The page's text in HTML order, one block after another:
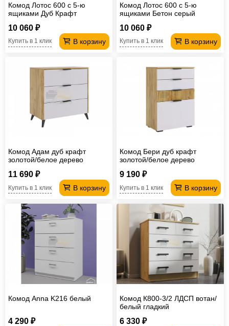
Комод Лотос 600 с 5-ю
ящиками Дуб Крафт
10 060 ₽
В корзину
Купить в 1 клик
Комод Лотос 600 с 5-ю
ящиками Бетон серый
10 060 ₽
В корзину
Купить в 1 клик
Комод Адам дуб крафт
золотой/белое дерево
11 690 ₽
В корзину
Купить в 1 клик
Комод Бери дуб крафт
золотой/белое дерево
9 190 ₽
В корзину
Купить в 1 клик
Комод Anna K216 белый
4 290 ₽
Комод К800-3/2 ЛДСП вотан/
белый гладкий
6 330 ₽